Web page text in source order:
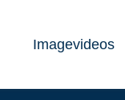
Imagevideos